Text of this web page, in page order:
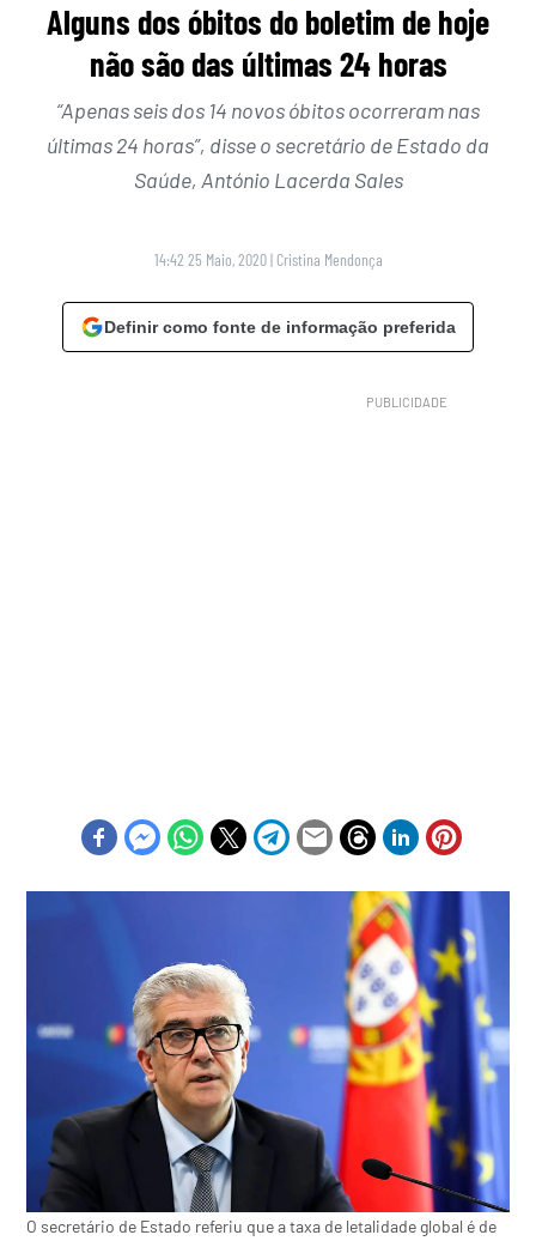
Alguns dos óbitos do boletim de hoje
não são das últimas 24 horas
“Apenas seis dos 14 novos óbitos ocorreram nas
últimas 24 horas”, disse o secretário de Estado da
Saúde, António Lacerda Sales
14:42 25 Maio, 2020 | Cristina Mendonça
Definir como fonte de informação preferida
O secretário de Estado referiu que a taxa de letalidade global é de